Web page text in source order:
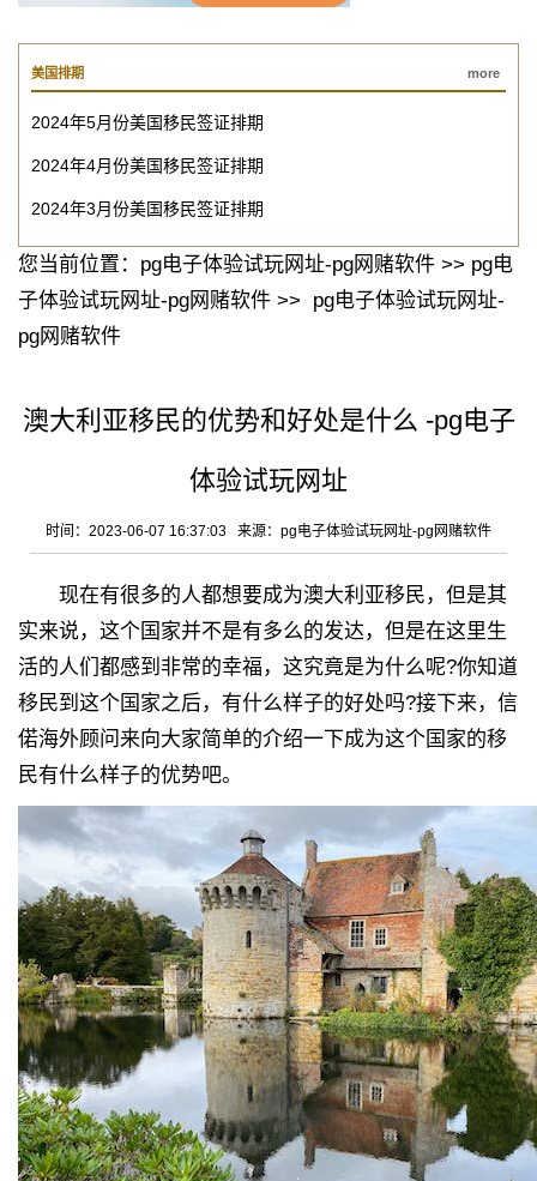
美国排期 more
2024年5月份美国移民签证排期
2024年4月份美国移民签证排期
2024年3月份美国移民签证排期
您当前位置： pg电子体验试玩网址-pg网赌软件 >> pg电
子体验试玩网址-pg网赌软件 >> pg电子体验试玩网址-
pg网赌软件
澳大利亚移民的优势和好处是什么 -pg电子
体验试玩网址
时间：2023-06-07 16:37:03 来源： pg电子体验试玩网址-pg网赌软件
现在有很多的人都想要成为澳大利亚移民，但是其
实来说，这个国家并不是有多么的发达，但是在这里生
活的人们都感到非常的幸福，这究竟是为什么呢?你知道
移民到这个国家之后，有什么样子的好处吗?接下来，信
偌海外顾问来向大家简单的介绍一下成为这个国家的移
民有什么样子的优势吧。